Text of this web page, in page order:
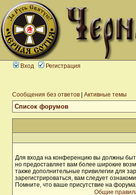
Вход Регистрация
Сообщения без ответов Активные темы
Список форумов
Для входа на конференцию вы должны
но предоставляет вам более широкие
также дополнительные привилегии для
зарегистрироваться, вам следует
Помните, что ваше присутствие на
Общие